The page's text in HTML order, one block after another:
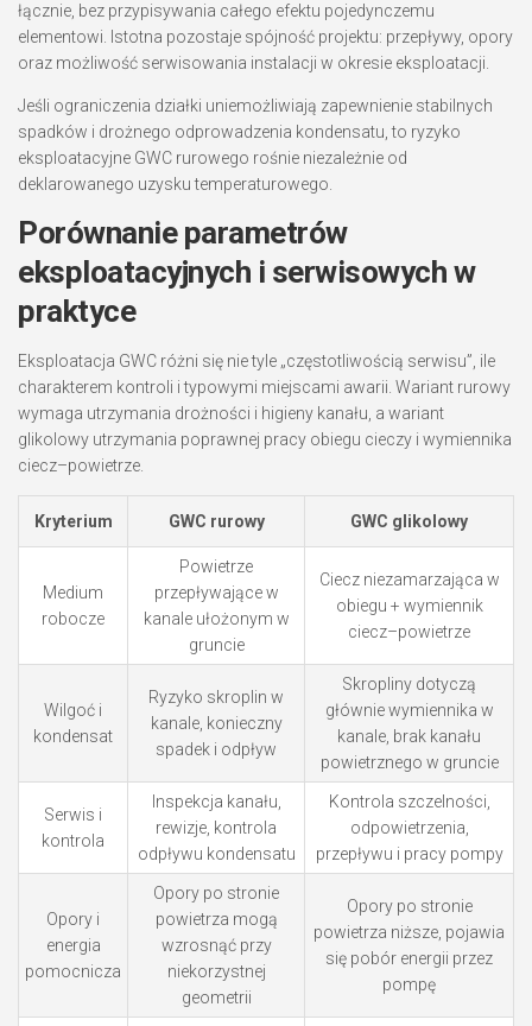
łącznie, bez przypisywania całego efektu pojedynczemu
elementowi. Istotna pozostaje spójność projektu: przepływy, opory
oraz możliwość serwisowania instalacji w okresie eksploatacji.
Jeśli ograniczenia działki uniemożliwiają zapewnienie stabilnych
spadków i drożnego odprowadzenia kondensatu, to ryzyko
eksploatacyjne GWC rurowego rośnie niezależnie od
deklarowanego uzysku temperaturowego.
Porównanie parametrów
eksploatacyjnych i serwisowych w
praktyce
Eksploatacja GWC różni się nie tyle „częstotliwością serwisu”, ile
charakterem kontroli i typowymi miejscami awarii. Wariant rurowy
wymaga utrzymania drożności i higieny kanału, a wariant
glikolowy utrzymania poprawnej pracy obiegu cieczy i wymiennika
ciecz–powietrze.
Kryterium GWC rurowy GWC glikolowy
Medium
robocze
Powietrze
przepływające w
kanale ułożonym w
gruncie
Ciecz niezamarzająca w
obiegu + wymiennik
ciecz–powietrze
Wilgoć i
kondensat
Ryzyko skroplin w
kanale, konieczny
spadek i odpływ
Skropliny dotyczą
głównie wymiennika w
kanale, brak kanału
powietrznego w gruncie
Serwis i
kontrola
Inspekcja kanału,
rewizje, kontrola
odpływu kondensatu
Kontrola szczelności,
odpowietrzenia,
przepływu i pracy pompy
Opory i
energia
pomocnicza
Opory po stronie
powietrza mogą
wzrosnąć przy
niekorzystnej
geometrii
Opory po stronie
powietrza niższe, pojawia
się pobór energii przez
pompę